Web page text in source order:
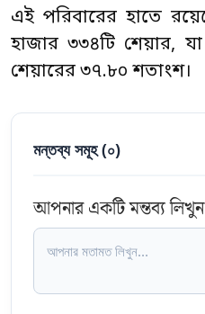
এই পরিবারের হাতে
হাজার ৩৩৪টি শেয়ার,
শেয়ারের ৩৭.৮০ শতাংশ।
মন্তব্য সমূহ (০)
আপনার একটি মন্তব্য